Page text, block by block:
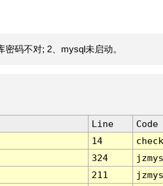
码不对; 2、mysql未启动。
Line
Code
14
324
211